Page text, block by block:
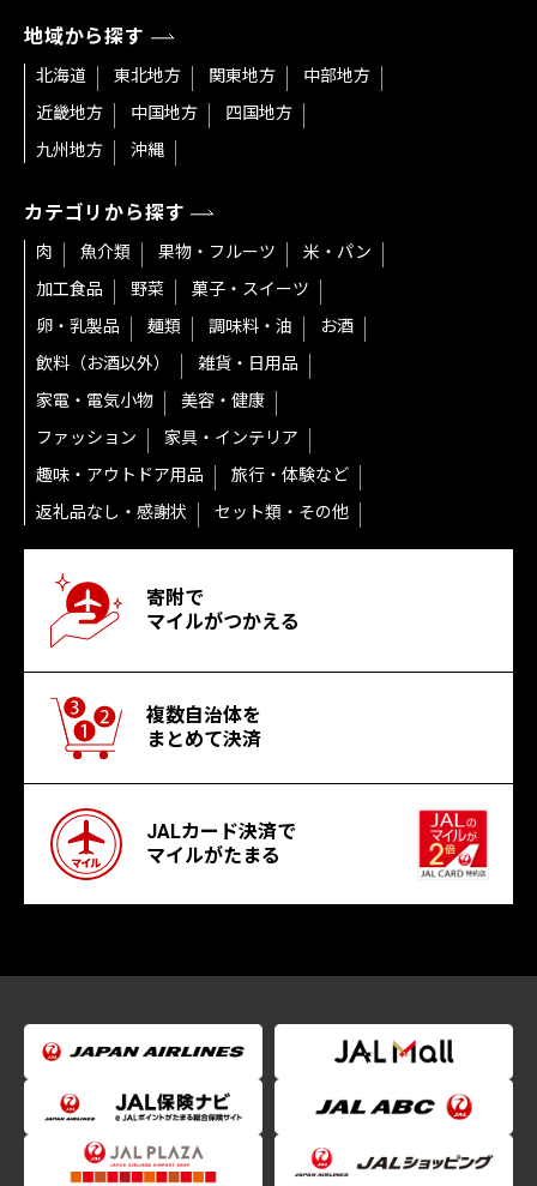
地域から探す
北海道 東北地方 関東地方
中部地方
近畿地方
中国地方
四国地方
九州地方
沖縄
カテゴリから探す
肉 魚介類 果物・フルーツ
米・パン
加工食品
野菜
菓子・スイーツ
卵・乳製品
麺類 調味料・油
お酒
飲料（お酒以外）
雑貨・日用品
家電・電気小物
美容・健康
ファッション
家具・インテリア
趣味・アウトドア用品
旅行・体験など
返礼品なし・感謝状
セット類・その他
寄附で
マイルがつかえる
複数自治体を
まとめて決済
JALカード決済で
マイルがたまる